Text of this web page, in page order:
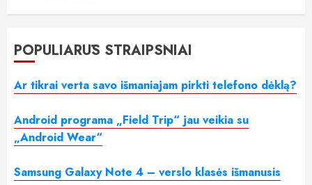
POPULIARŪS STRAIPSNIAI
Ar tikrai verta savo išmaniajam pirkti telefono dėklą?
Android programa „Field Trip“ jau veikia su
„Android Wear“
Samsung Galaxy Note 4 – verslo klasės išmanusis